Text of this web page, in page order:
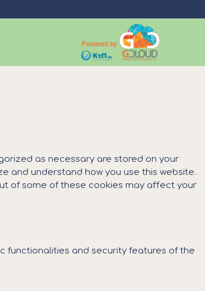
as necessary are stored on your
and understand how you use this website.
of some of these cookies may affect your
functionalities and security features of the